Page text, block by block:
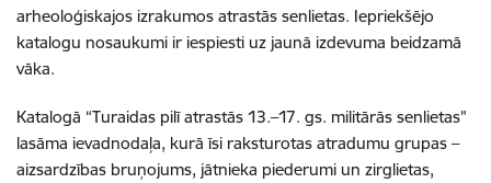
arheoloģiskajos izrakumos atrastās senlietas. Iepriekšējo
katalogu nosaukumi ir iespiesti uz jaunā izdevuma beidzamā
vāka.
Katalogā “Turaidas pilī atrastās 13.–17. gs. militārās senlietas”
lasāma ievadnodaļa, kurā īsi raksturotas atradumu grupas –
aizsardzības bruņojums, jātnieka piederumi un zirglietas,